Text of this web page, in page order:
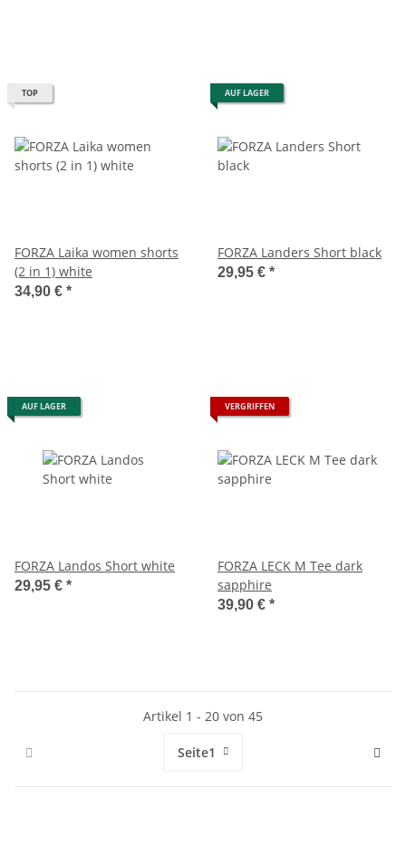
TOP
FORZA Laika women shorts
(2 in 1) white
34,90 € *
AUF LAGER
FORZA Landers Short black
29,95 € *
AUF LAGER
FORZA Landos Short white
29,95 € *
VERGRIFFEN
FORZA LECK M Tee dark
sapphire
39,90 € *
Artikel 1 - 20 von 45
Seite1